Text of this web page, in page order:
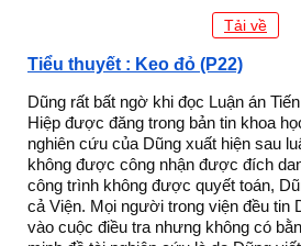
Tải về
Tiểu thuyết : Keo đỏ (P22)
Dũng rất bất ngờ khi đọc Luận án
Hiệp được đăng trong bản tin khoa
nghiên cứu của Dũng xuất hiện sau
không được công nhận được đích
công trình không được quyết toán,
cả Viện. Mọi người trong viện đều tin
vào cuộc điều tra nhưng không có